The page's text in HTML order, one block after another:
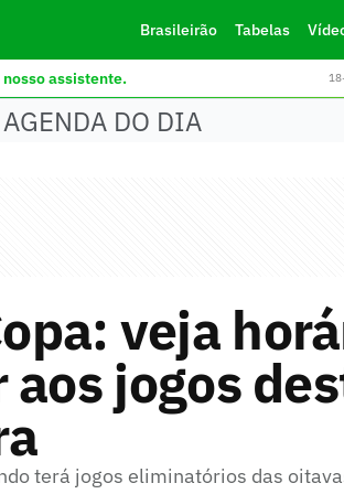
Brasileirão Tabelas
assistente.
AGENDA DO DIA
veja
jogos
terá jogos eliminatórios das